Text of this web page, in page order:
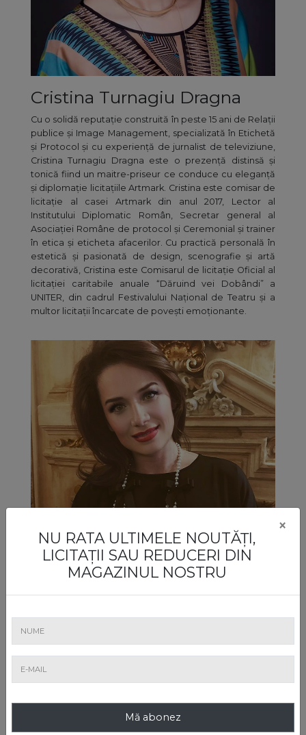
Cristina Turnagiu Dragna
Cu o solidă reputație construită în peste 15 ani de Relații
publice și Image Management, specializată în Etichetă
și Protocol și cu experiență de jurnalist de televiziune,
Cristina Turnagiu Dragna este o prezență distinsă și
tonică fiind un maitre-priseur ce conduce cu eleganță
și diplomație licitațiile Artmark. Cristina este comisar de
licitație al casei Artmark din anul 2017, Lector al
Institutului Diplomatic Român, Secretar general al
Asociației Române de protocol și Ceremonial și trainer
în etica și eticheta afacerilor. Cu practică personală în
estetică și pasionată de design, scenografie și artă
decorativă, Cristina este Comisarul de licitație Oficial al
licitației caritabile anuale “Dăruind vei Dobândi” a
UNITER, din cadrul Festivalului Național de Teatru și a
multor licitații încarcate de povești emoționante.
Licitațiile de vinuri ale casei Artmark îi sunt “rezervate”
Mirelei Mateescu, un maitre-priseur, ai cărui ochi verzi,
pot concura doar cu alesele sale licori. Mirela a dedicat
marii sale pasiuni pentru vinuri și pregătirea ei
profesională, fiind absolventă a cursurilor școlii de
cursurilor Academiei Wine and Spirits Education Trust
NU RATA ULTIMELE NOUTĂȚI,
LICITAȚII SAU REDUCERI DIN
MAGAZINUL NOSTRU
×
Mă abonez